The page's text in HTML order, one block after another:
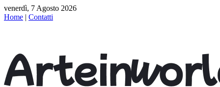
venerdì, 7 Agosto 2026
Home | Contatti